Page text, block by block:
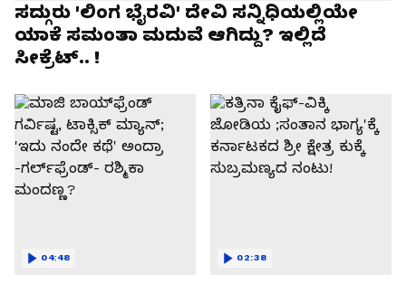
ಸದ್ಗುರು 'ಲಿಂಗ ಭೈರವಿ' ದೇವಿ ಸನ್ನಿಧಿಯಲ್ಲಿಯೇ
ಯಾಕೆ ಸಮಂತಾ ಮದುವೆ ಆಗಿದ್ದು? ಇಲ್ಲಿದೆ
ಸೀಕ್ರೆಟ್.. !
04:48 02:38